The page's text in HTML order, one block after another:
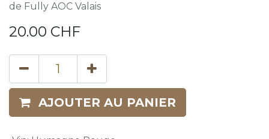
de Fully AOC Valais
20.00 CHF
AJOUTER AU PANIER